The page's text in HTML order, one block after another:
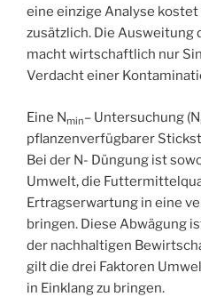
eine einzige Analyse kostet
zusätzlich. Die Ausweitung
macht wirtschaftlich nur
Verdacht einer
Eine Nmin– Untersuchung (N
pflanzenverfügbarer
Bei der N- Düngung ist
Umwelt, die
Ertragserwartung in eine
bringen. Diese Abwägung
der nachhaltigen
gilt die drei Faktoren
in Einklang zu bringen.